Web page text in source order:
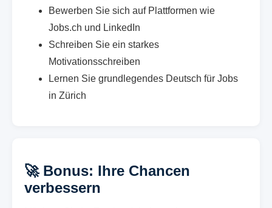
Bewerben Sie sich auf Plattformen wie
Jobs.ch und LinkedIn
Schreiben Sie ein starkes
Motivationsschreiben
Lernen Sie grundlegendes Deutsch für Jobs
in Zürich
🚀 Bonus: Ihre Chancen
verbessern